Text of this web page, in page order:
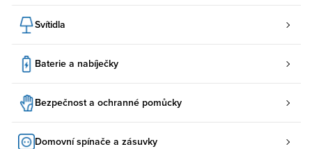
Svítidla
Baterie a nabíječky
Bezpečnost a ochranné pomůcky
Domovní spínače a zásuvky